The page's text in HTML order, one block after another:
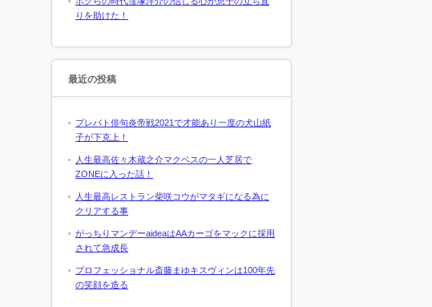
りを助けた！
最近の投稿
プレバト俳句炎帝戦2021で才能あり一度の犬山紙
子が下克上！
人生最高佐々木蔵之介マクベスの一人芝居で
ZONEに入った話！
人生最高レストラン柴咲コウがマタギになる為に
クリアする事
がっちりマンデーaideaはAAカーゴをマックに採用
されて急成長
プロフェッショナル斎藤まゆキスヴィンは100年先
の笑顔を造る